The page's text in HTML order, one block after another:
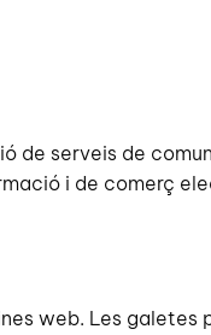
de serveis de
i de comerç
web. Les galetes